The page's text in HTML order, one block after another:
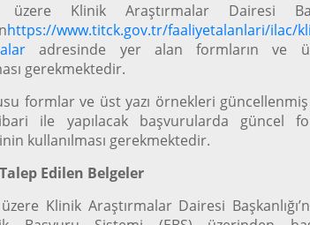
üzere Klinik Araştırmalar Dairesi
https://www.titck.gov.tr/faaliyetalanlari/ilac/
adresinde yer alan formların ve
gerekmektedir.
formlar ve üst yazı örnekleri
ile yapılacak başvurularda güncel
kullanılması gerekmektedir.
Edilen Belgeler
Klinik Araştırmalar Dairesi